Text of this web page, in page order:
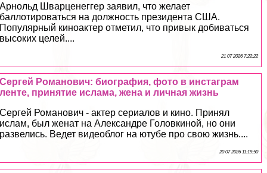
Арнольд Шварценеггер заявил, что желает
баллотироваться на должность президента США.
Популярный киноактер отметил, что привык добиваться
высоких целей....
21 07 2026 7:22:22
Сергeй Романович: биография, фото в инстаграм
ленте, принятие ислама, жена и личная жизнь
Сергeй Романович - актер сериалов и кино. Принял
ислам, был женат на Александре Головкиной, но они
развелись. Ведет видеоблог на ютубе про свою жизнь....
20 07 2026 11:19:50